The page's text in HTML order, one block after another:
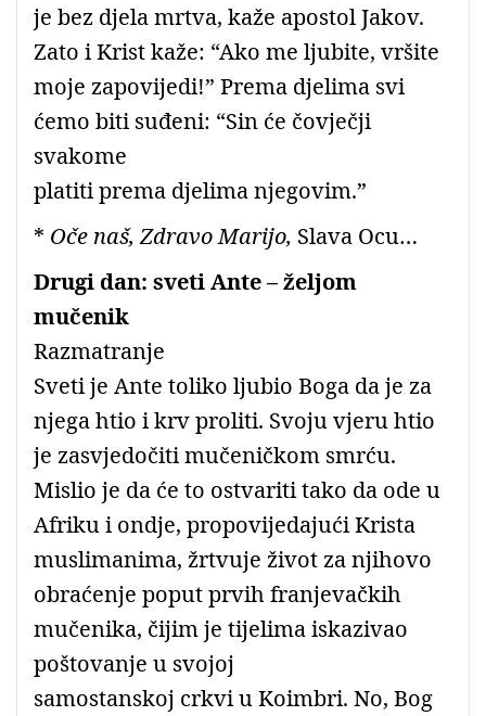
je bez djela mrtva, kaže apostol Jakov.
Zato i Krist kaže: “Ako me ljubite, vršite
moje zapovijedi!” Prema djelima svi
ćemo biti suđeni: “Sin će čovječji
svakome
platiti prema djelima njegovim.”
* Oče naš, Zdravo Marijo, Slava Ocu…
Drugi dan: sveti Ante – željom
mučenik
Razmatranje
Sveti je Ante toliko ljubio Boga da je za
njega htio i krv proliti. Svoju vjeru htio
je zasvjedočiti mučeničkom smrću.
Mislio je da će to ostvariti tako da ode u
Afriku i ondje, propovijedajući Krista
muslimanima, žrtvuje život za njihovo
obraćenje poput prvih franjevačkih
mučenika, čijim je tijelima iskazivao
poštovanje u svojoj
samostanskoj crkvi u Koimbri. No, Bog